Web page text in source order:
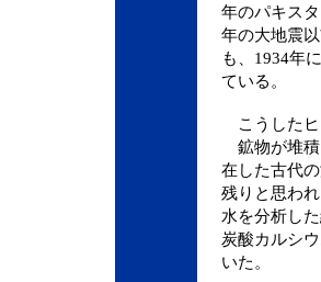
年のパキス
年の大地震
も、1934年
ている。
こうしたヒ
鉱物が堆積
在した古代
残りと思わ
水を分析し
炭酸カルシ
いた。